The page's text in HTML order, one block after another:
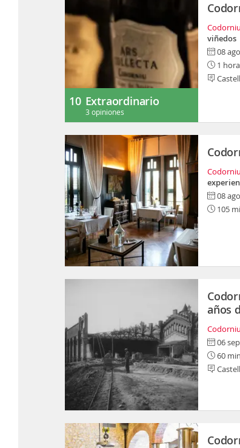
10 Extraordinario
3 opiniones
Codorniu
viñedos
08
1
Codorniu
08
105
años
Codorniu
06
60